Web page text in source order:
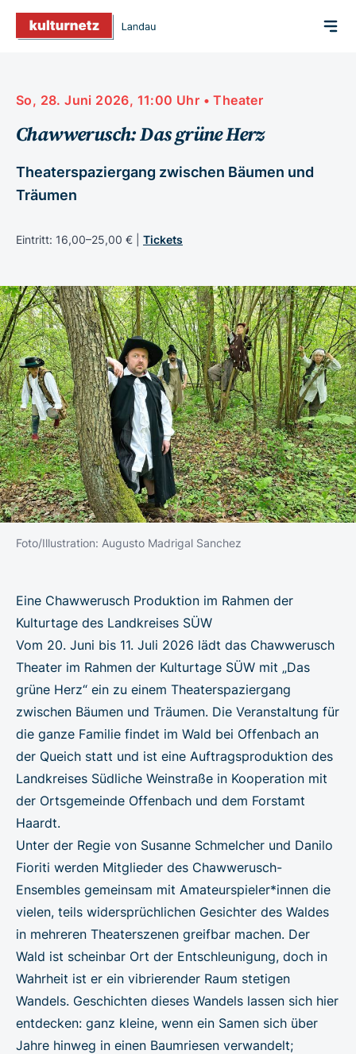
So, 28. Juni 2026, 11:00 Uhr • Theater
Chawwerusch: Das grüne Herz
Theaterspaziergang zwischen Bäumen und
Träumen
Eintritt: 16,00–25,00 € | Tickets
Foto/Illustration: Augusto Madrigal Sanchez
Eine Chawwerusch Produktion im Rahmen der
Kulturtage des Landkreises SÜW
Vom 20. Juni bis 11. Juli 2026 lädt das Chawwerusch
Theater im Rahmen der Kulturtage SÜW mit „Das
grüne Herz“ ein zu einem Theaterspaziergang
zwischen Bäumen und Träumen. Die Veranstaltung für
die ganze Familie findet im Wald bei Offenbach an
der Queich statt und ist eine Auftragsproduktion des
Landkreises Südliche Weinstraße in Kooperation mit
der Ortsgemeinde Offenbach und dem Forstamt
Haardt.
Unter der Regie von Susanne Schmelcher und Danilo
Fioriti werden Mitglieder des Chawwerusch-
Ensembles gemeinsam mit Amateurspieler*innen die
vielen, teils widersprüchlichen Gesichter des Waldes
in mehreren Theaterszenen greifbar machen. Der
Wald ist scheinbar Ort der Entschleunigung, doch in
Wahrheit ist er ein vibrierender Raum stetigen
Wandels. Geschichten dieses Wandels lassen sich hier
entdecken: ganz kleine, wenn ein Samen sich über
Jahre hinweg in einen Baumriesen verwandelt;